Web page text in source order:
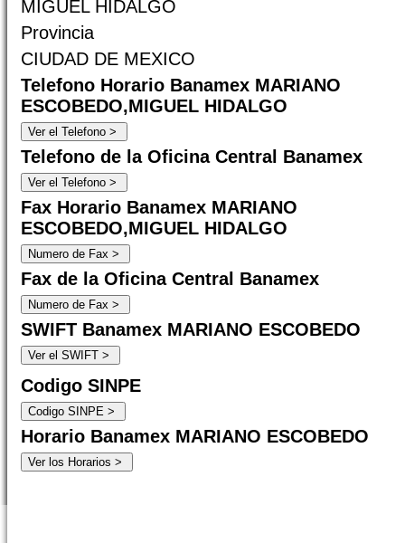
MIGUEL HIDALGO
Provincia
CIUDAD DE MEXICO
Telefono Horario Banamex MARIANO
ESCOBEDO,MIGUEL HIDALGO
Telefono de la Oficina Central Banamex
Fax Horario Banamex MARIANO
ESCOBEDO,MIGUEL HIDALGO
Fax de la Oficina Central Banamex
SWIFT Banamex MARIANO ESCOBEDO
Codigo SINPE
Horario Banamex MARIANO ESCOBEDO